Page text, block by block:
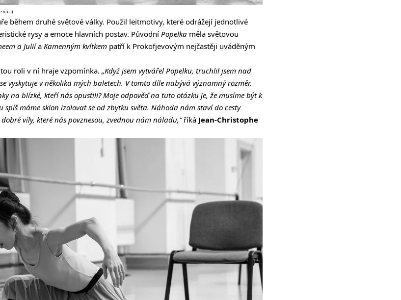
během druhé světové války. Použil leitmotivy, které odrážejí jednotlivé
rysy a emoce hlavních postav. Původní Popelka měla světovou
a Juliía Kamenným kvítkem patří k Prokofjevovým nejčastěji uváděným
roli v ní hraje vzpomínka. „Když jsem vytvářel Popelku, truchlil jsem nad
vyskytuje v několika mých baletech. V tomto díle nabývá významný rozměr.
na blízké, kteří nás opustili? Moje odpověď na tuto otázku je, že musíme být k
máme sklon izolovat se od zbytku světa. Náhoda nám staví do cesty
víly, které nás povznesou, zvednou nám náladu,“říká Jean-Christophe